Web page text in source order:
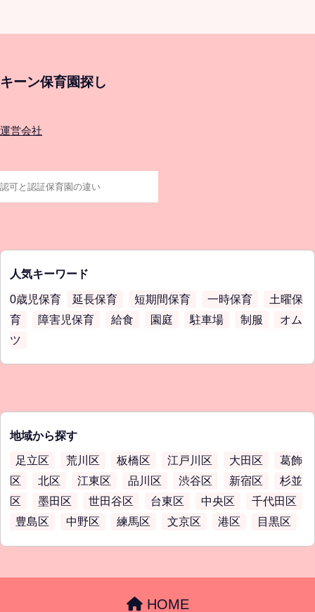
キーン保育園探し
運営会社
人気キーワード
0歳児保育 延長保育 短期間保育 一時保育
土曜保
育
障害児保育 給食 園庭 駐車場 制服
オム
ツ
地域から探す
足立区 荒川区 板橋区 江戸川区 大田区
葛飾
区
北区 江東区 品川区 渋谷区 新宿区
杉並
区
墨田区 世田谷区 台東区 中央区
千代田区
豊島区
中野区 練馬区 文京区 港区 目黒区
HOME